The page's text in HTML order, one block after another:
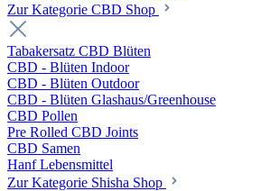
Zur Kategorie CBD Shop
Tabakersatz CBD Blüten
CBD - Blüten Indoor
CBD - Blüten Outdoor
CBD - Blüten Glashaus/Greenhouse
CBD Pollen
Pre Rolled CBD Joints
CBD Samen
Hanf Lebensmittel
Zur Kategorie Shisha Shop